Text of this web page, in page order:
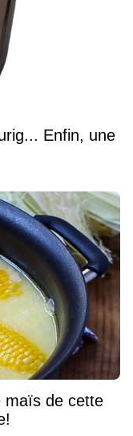
Enfin, une
maïs de cette